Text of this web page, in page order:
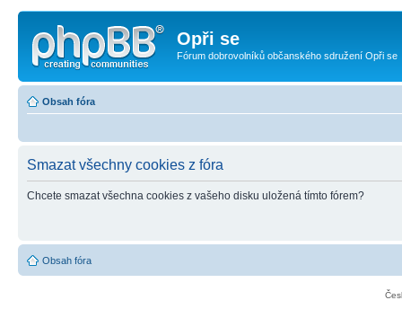
Opři se
Fórum dobrovolníků občanského sdružení Opři se
Obsah fóra
Smazat všechny cookies z fóra
Chcete smazat všechna cookies z vašeho disku uložená tímto fórem?
Obsah fóra